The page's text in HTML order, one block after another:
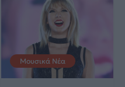
Μουσικά Νέα